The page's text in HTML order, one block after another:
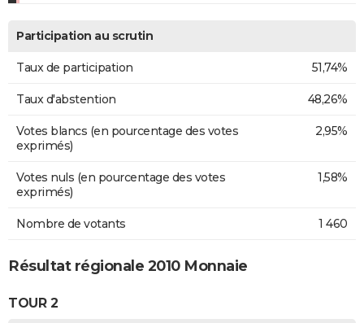
Participation au scrutin
Taux de participation 51,74%
Taux d'abstention 48,26%
Votes blancs (en pourcentage des votes
exprimés)
2,95%
Votes nuls (en pourcentage des votes
exprimés)
1,58%
Nombre de votants 1 460
Résultat régionale 2010 Monnaie
TOUR 2